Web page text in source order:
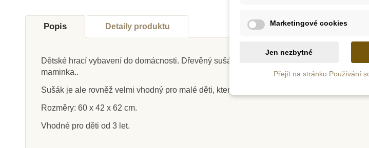
Na dotaz
Popis Detaily produktu
Dětské hrací vybavení do domácnosti. Dřevěný sušák, který je skládací. Maminka
maminka..
Sušák je ale rovněž velmi vhodný pro malé děti, které se na něm učí, jak věšet prádlo.
Rozměry: 60 x 42 x 62 cm.
Vhodné pro děti od 3 let.
Marketingové cookies
Jen nezbytné
Přejít na stránku Používání